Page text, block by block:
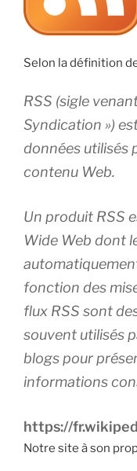
Selon la définition
RSS (sigle
Syndication »)
données utilisés
contenu Web.
Un produit RSS
Wide Web dont
fonction des
flux RSS sont
souvent utilisés
blogs pour
informations
https://
Notre site à son